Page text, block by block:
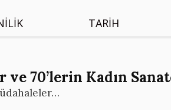
TARİH
70’lerin Kadın